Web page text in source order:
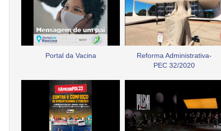
Portal da Vacina
Reforma Administrativa-
PEC 32/2020